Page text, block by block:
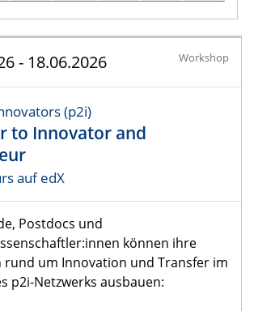
Innovator and Entrepreneur
auf edX
- 18.06.2026 Workshop
(p2i)
to Innovator and
auf edX
Postdocs und
können ihre
rund um Innovation und Transfer im
p2i-Netzwerks ausbauen: